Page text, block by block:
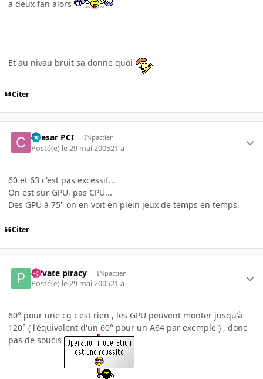
a deux fan alors
Et au nivau bruit sa donne quoi
Citer
Caesar PCI INpactien
Posté(e) le 29 mai 200521 a
60 et 63 c'est pas excessif...
On est sur GPU, pas CPU...
Des GPU à 75° on en voit en plein jeux de temps en temps.
Citer
Private piracy INpactien
Posté(e) le 29 mai 200521 a
60° pour une cg c'est rien , les GPU peuvent monter jusqu'à
120° ( l'équivalent d'un 60° pour un A64 par exemple ) , donc
pas de soucis